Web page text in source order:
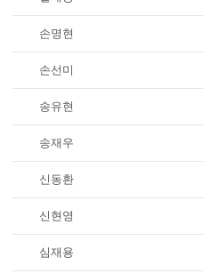
손명현
손선미
송유현
송재우
신동환
신현영
심재용